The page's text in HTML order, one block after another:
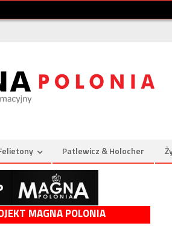
Patlewicz & Holocher
MAGNA POLONIA